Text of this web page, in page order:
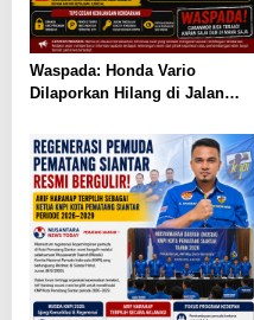
Waspada: Honda Vario
Dilaporkan Hilang di Jalan
Masyarakat Diimbau Berhati-
hati